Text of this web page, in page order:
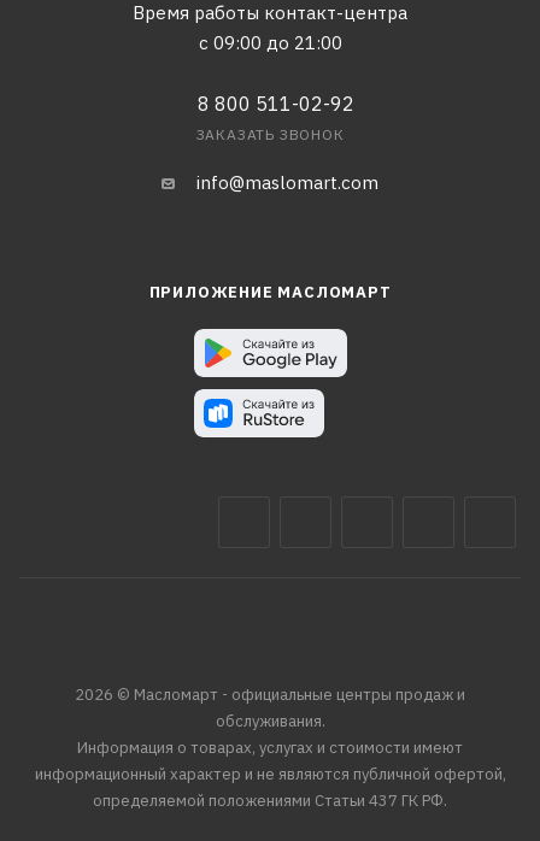
Время работы контакт-центра
с 09:00 до 21:00
8 800 511-02-92
ЗАКАЗАТЬ ЗВОНОК
info@maslomart.com
ПРИЛОЖЕНИЕ МАСЛОМАРТ
2026 © Масломарт - официальные центры продаж и
обслуживания.
Информация о товарах, услугах и стоимости имеют
информационный характер и не являются публичной офертой,
определяемой положениями Статьи 437 ГК РФ.